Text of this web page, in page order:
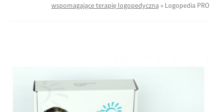
wspomagające terapię logopedyczną » Logopedia PRO